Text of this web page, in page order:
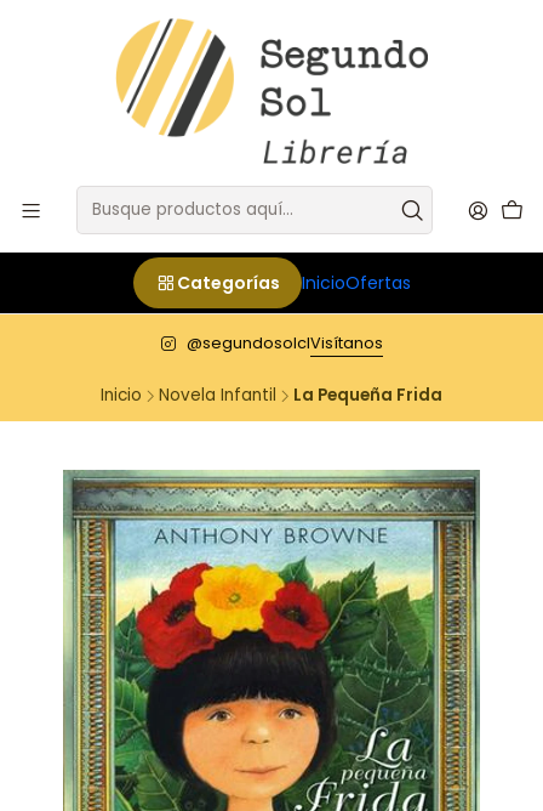
Categorías InicioOfertas
@segundosolclVisítanos
Inicio Novela Infantil La Pequeña Frida